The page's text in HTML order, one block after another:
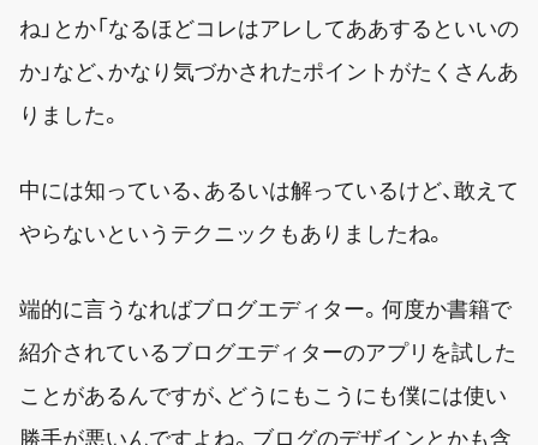
ね」とか「なるほどコレはアレしてああするといいの
か」など、かなり気づかされたポイントがたくさんあ
りました。
中には知っている、あるいは解っているけど、敢えて
やらないというテクニックもありましたね。
端的に言うなればブログエディター。何度か書籍で
紹介されているブログエディターのアプリを試した
ことがあるんですが、どうにもこうにも僕には使い
勝手が悪いんですよね。ブログのデザインとかも含